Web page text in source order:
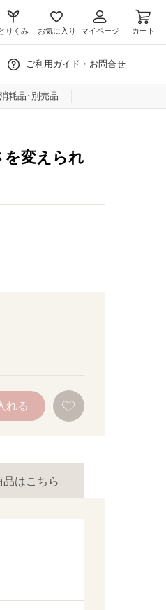
とりくみ お気に入り マイページ カート
ご利用ガイド・お問合せ
消耗品･別売品
を変えられ
れる
品はこちら